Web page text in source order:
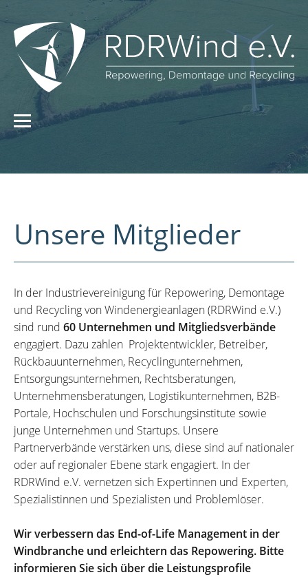
Unsere Mitglieder
In der Industrievereinigung für Repowering, Demontage
und Recycling von Windenergieanlagen (RDRWind e.V.)
sind rund 60 Unternehmen und Mitgliedsverbände
engagiert. Dazu zählen Projektentwickler, Betreiber,
Rückbauunternehmen, Recyclingunternehmen,
Entsorgungsunternehmen, Rechtsberatungen,
Unternehmensberatungen, Logistikunternehmen, B2B-
Portale, Hochschulen und Forschungsinstitute sowie
junge Unternehmen und Startups. Unsere
Partnerverbände verstärken uns, diese sind auf nationaler
oder auf regionaler Ebene stark engagiert. In der
RDRWind e.V. vernetzen sich Expertinnen und Experten,
Spezialistinnen und Spezialisten und Problemlöser.
Wir verbessern das End-of-Life Management in der
Windbranche und erleichtern das Repowering. Bitte
informieren Sie sich über die Leistungsprofile